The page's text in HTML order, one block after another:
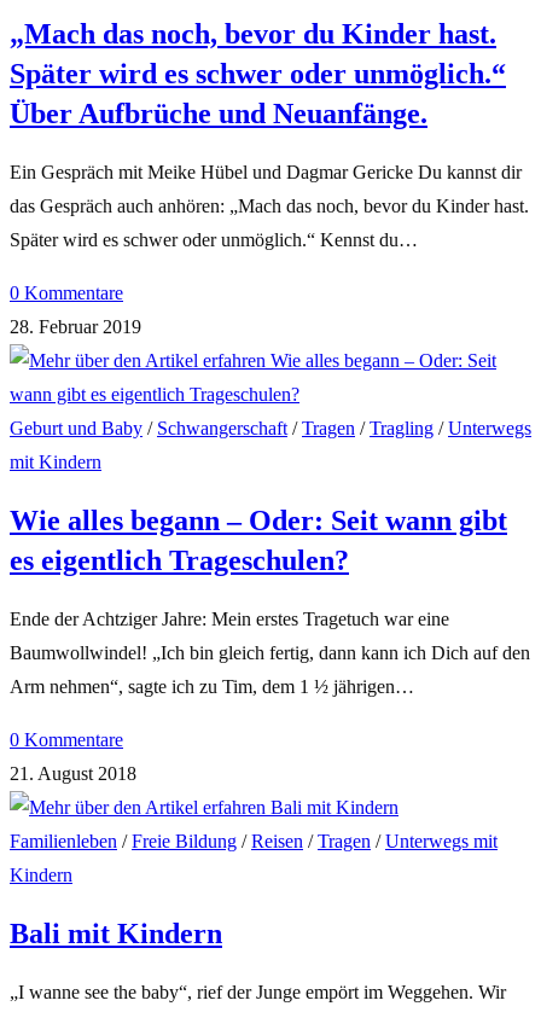
„Mach das noch, bevor du Kinder hast.
Später wird es schwer oder unmöglich.“
Über Aufbrüche und Neuanfänge.
Ein Gespräch mit Meike Hübel und Dagmar Gericke Du kannst dir
das Gespräch auch anhören: „Mach das noch, bevor du Kinder hast.
Später wird es schwer oder unmöglich.“ Kennst du…
0 Kommentare
28. Februar 2019
Geburt und Baby / Schwangerschaft /Tragen /Tragling /Unterwegs
mit Kindern
Wie alles begann – Oder: Seit wann gibt
es eigentlich Trageschulen?
Ende der Achtziger Jahre: Mein erstes Tragetuch war eine
Baumwollwindel! „Ich bin gleich fertig, dann kann ich Dich auf den
Arm nehmen“, sagte ich zu Tim, dem 1 ½ jährigen…
0 Kommentare
21. August 2018
Familienleben /Freie Bildung /Reisen /Tragen /Unterwegs mit
Kindern
Bali mit Kindern
„I wanne see the baby“, rief der Junge empört im Weggehen. Wir